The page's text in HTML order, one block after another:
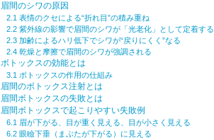
眉間のシワの原因
2.1 表情のクセによる“折れ目”の積み重ね
2.2紫外線の影響で眉間のシワが「光老化」として定着する
2.3加齢によるハリ低下でシワが“戻りにくく”なる
2.4乾燥と摩擦で眉間のシワが強調される
ボトックスの効能とは
3.1 ボトックスの作用の仕組み
眉間のボトックス注射とは
眉間ボトックスの失敗とは
眉間ボトックスで起こりやすい失敗例
6.1 眉が下がる、目が重く見える、目が小さく見える
6.2眼瞼下垂（まぶたが下がる）に見える